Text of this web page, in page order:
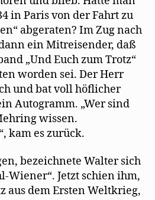
in Paris von der Fahrt zu
abgeraten? Im Zug nach
ein Mitreisender, daß
„Und Euch zum Trotz“
worden sei. Der Herr
und bat voll höflicher
Autogramm. „Wer sind
wissen.
kam es zurück.
bezeichnete Walter sich
Wiener“. Jetzt schien ihm,
aus dem Ersten Weltkrieg,